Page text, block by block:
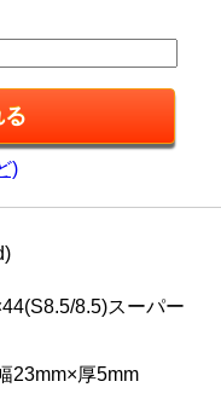
)
8.5)スーパー
23mm×厚5mm